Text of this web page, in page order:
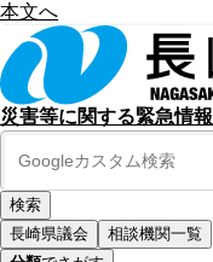
本文へ
災害等に関する緊急情報
長崎県議会
相談機関一覧